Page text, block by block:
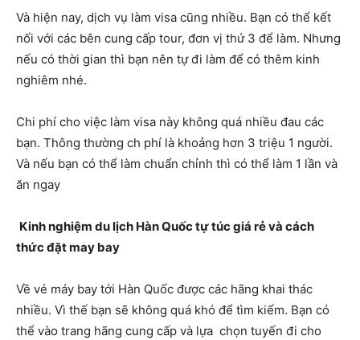
Và hiện nay, dịch vụ làm visa cũng nhiều. Bạn có thể kết
nối với các bên cung cấp tour, đơn vị thứ 3 để làm. Nhưng
nếu có thời gian thì bạn nên tự đi làm để có thêm kinh
nghiêm nhé.
Chi phí cho việc làm visa này không quá nhiều đau các
bạn. Thông thường ch phí là khoảng hơn 3 triệu 1 người.
Và nếu bạn có thể làm chuẩn chỉnh thì có thể làm 1 lần và
ăn ngay
Kinh nghiệm du lịch Hàn Quốc tự túc giá rẻ và cách
thức đặt may bay
Về vé máy bay tới Hàn Quốc được các hãng khai thác
nhiều. Vì thế bạn sẽ không quá khó để tìm kiếm. Bạn có
thể vào trang hãng cung cấp và lựa chọn tuyến đi cho